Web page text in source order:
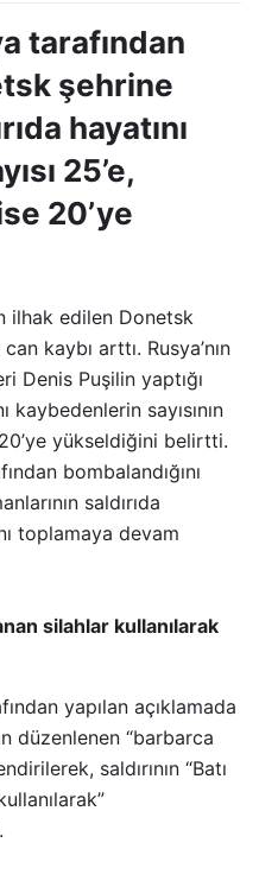
tarafından
şehrine
hayatını
25’e,
20’ye
ilhak edilen Donetsk
kaybı arttı. Rusya’nın
Denis Puşilin yaptığı
kaybedenlerin sayısının
20’ye yükseldiğini belirtti.
bombalandığını
saldırıda
toplamaya devam
silahlar kullanılarak
yapılan açıklamada
düzenlenen “barbarca
saldırının “Batı